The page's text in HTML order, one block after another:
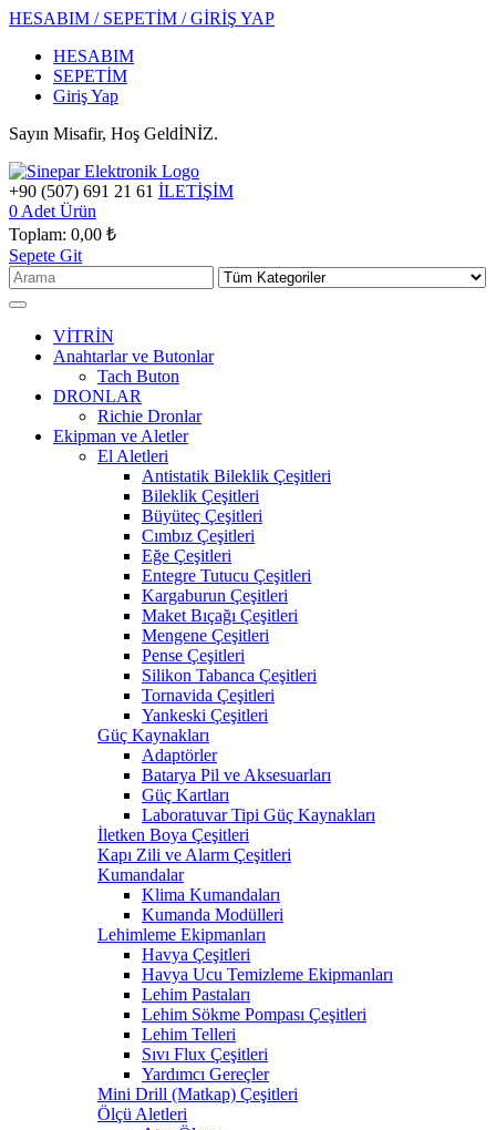
HESABIM / SEPETİM / GİRİŞ YAP
HESABIM
SEPETİM
Giriş Yap
Sayın Misafir, Hoş GeldİNİZ.
+90 (507) 691 21 61 İLETİŞİM
0 Adet Ürün
Toplam: 0,00 ₺
Sepete Git
VİTRİN
Anahtarlar ve Butonlar
Tach Buton
DRONLAR
Richie Dronlar
Ekipman ve Aletler
El Aletleri
Antistatik Bileklik Çeşitleri
Bileklik Çeşitleri
Büyüteç Çeşitleri
Cımbız Çeşitleri
Eğe Çeşitleri
Entegre Tutucu Çeşitleri
Kargaburun Çeşitleri
Maket Bıçağı Çeşitleri
Mengene Çeşitleri
Pense Çeşitleri
Silikon Tabanca Çeşitleri
Tornavida Çeşitleri
Yankeski Çeşitleri
Güç Kaynakları
Adaptörler
Batarya Pil ve Aksesuarları
Güç Kartları
Laboratuvar Tipi Güç Kaynakları
İletken Boya Çeşitleri
Kapı Zili ve Alarm Çeşitleri
Kumandalar
Klima Kumandaları
Kumanda Modülleri
Lehimleme Ekipmanları
Havya Çeşitleri
Havya Ucu Temizleme Ekipmanları
Lehim Pastaları
Lehim Sökme Pompası Çeşitleri
Lehim Telleri
Sıvı Flux Çeşitleri
Yardımcı Gereçler
Mini Drill (Matkap) Çeşitleri
Ölçü Aletleri